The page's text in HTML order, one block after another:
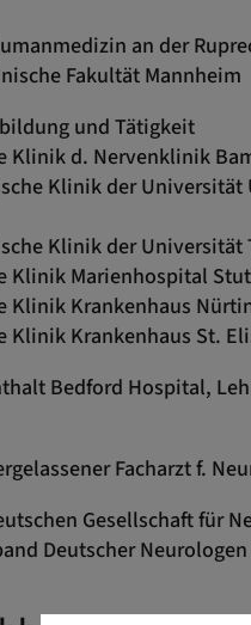
an der
Fakultät Mannheim
und Tätigkeit
Klinik d. Nervenklinik
Klinik der Universität
Klinik der Universität
Klinik Marienhospital
Klinik Krankenhaus
Klinik Krankenhaus St.
Bedford Hospital,
Facharzt f.
Gesellschaft für
Deutscher Neurologen